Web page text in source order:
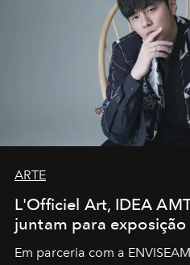
ARTE
L'Officiel Art, IDEA
juntam para exposição
Em parceria com a ENVISEAM